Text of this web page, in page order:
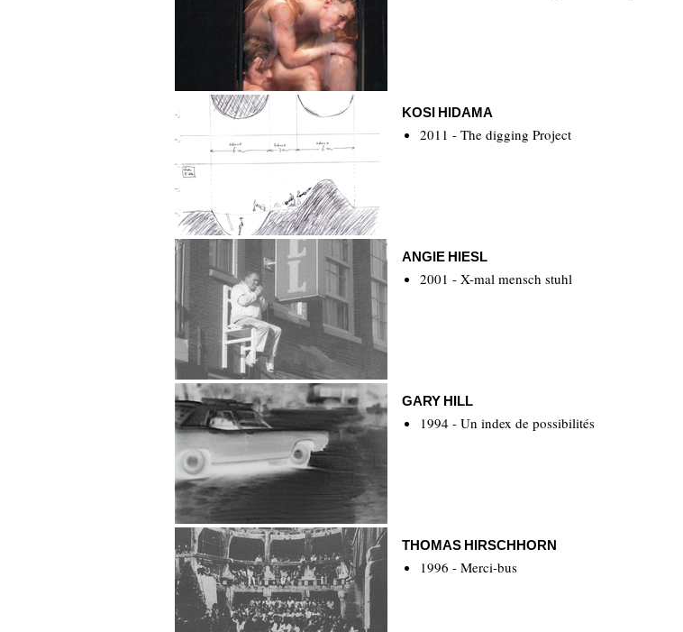
het KIP / Kopergietery
kosi hidama
KOSI HIDAMA
2011 - The digging Project
Angie Hiesl
ANGIE HIESL
2001 - X-mal mensch stuhl
GARY HILL
GARY HILL
1994 - Un index de possibilités
THOMAS HIRSCHHORN
1996 - Merci-bus